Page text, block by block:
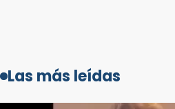
Las más leídas